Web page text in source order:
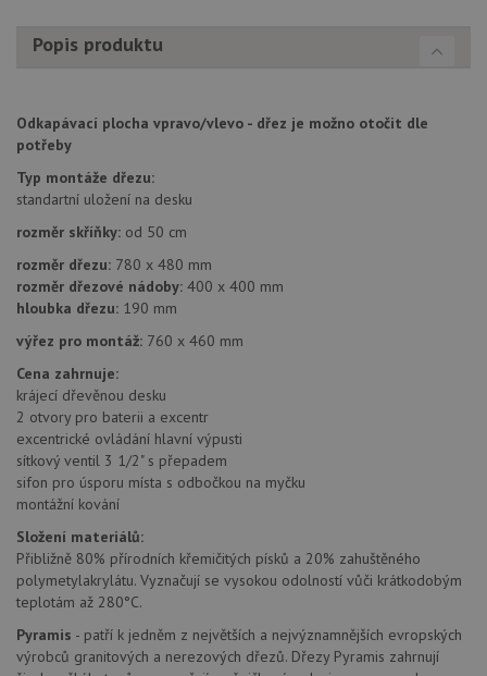
Popis produktu
Odkapávací plocha vpravo/vlevo - dřez je možno otočit dle
potřeby
Typ montáže dřezu:
standartní uložení na desku
rozměr skříňky: od 50 cm
rozměr dřezu: 780 x 480 mm
rozměr dřezové nádoby: 400 x 400 mm
hloubka dřezu: 190 mm
výřez pro montáž: 760 x 460 mm
Cena zahrnuje:
krájecí dřevěnou desku
2 otvory pro baterii a excentr
excentrické ovládání hlavní výpusti
sítkový ventil 3 1/2" s přepadem
sifon pro úsporu místa s odbočkou na myčku
montážní kování
Složení materiálů:
Přibližně 80% přírodních křemičitých písků a 20% zahuštěného
polymetylakrylátu. Vyznačují se vysokou odolností vůči krátkodobým
teplotám až 280°C.
Pyramis - patří k jedněm z největších a nejvýznamnějších evropských
výrobců granitových a nerezových dřezů. Dřezy Pyramis zahrnují